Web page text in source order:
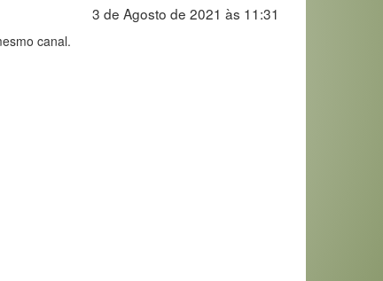
3 de Agosto de 2021 às 11:31
canal.